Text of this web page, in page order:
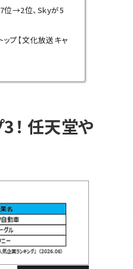
位→2位、Skyが5
プ【文化放送キャ
！ 任天堂や